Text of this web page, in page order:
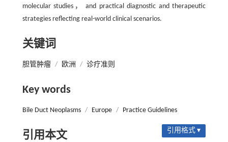
molecular studies， and practical diagnostic and therapeutic
strategies reflecting real-world clinical scenarios.
关键词
胆管肿瘤 / 欧洲 / 诊疗准则
Key words
Bile Duct Neoplasms / Europe / Practice Guidelines
引用本文 引用格式 ▾